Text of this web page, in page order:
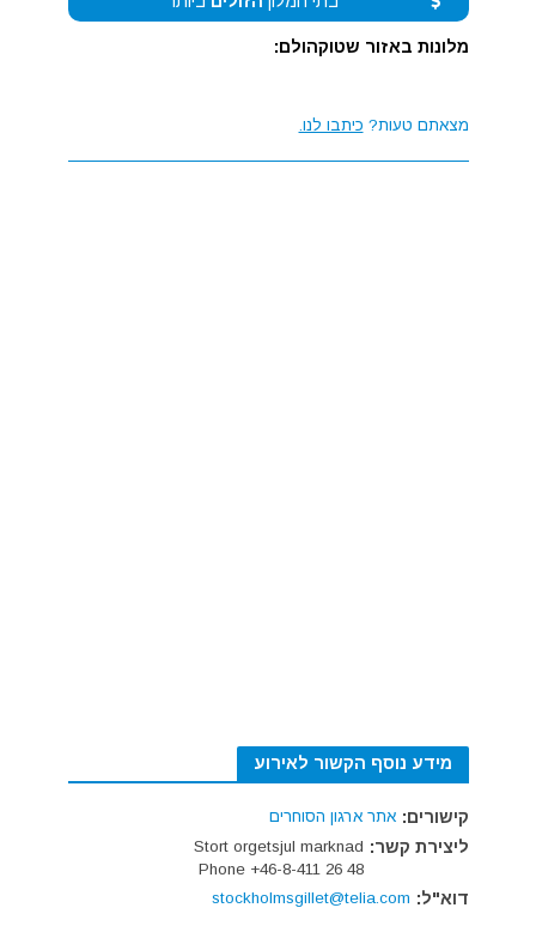
מלונות באזור שטוקהולם:
מצאתם טעות? כיתבו לנו.
מידע נוסף הקשור לאירוע
קישורים: אתר ארגון הסוחרים
ליצירת קשר: Stort orgetsjul marknad
Phone +46-8-411 26 48
דוא"ל: stockholmsgillet@telia.com